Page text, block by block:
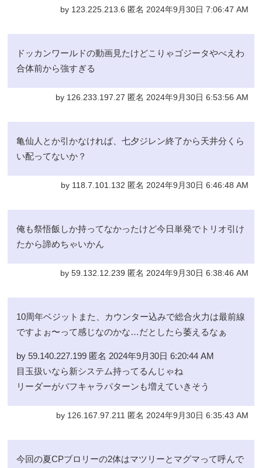
by 123.225.213.6 匿名 2024年9月30日 7:06:47 AM
ドッカンワールドの動画見たけどこりゃゴジータやべえわ
合体前から強すぎる
by 126.233.197.27 匿名 2024年9月30日 6:53:56 AM
亀仙人とか引かなければ、七夕ジレン終了から天井分くら
い配ってないか？
by 118.7.101.132 匿名 2024年9月30日 6:46:48 AM
俺も祭悟飯しか持ってなかったけど今日単発でトリオ引け
たから諦めちゃいかん
by 59.132.12.239 匿名 2024年9月30日 6:38:46 AM
10周年ベジットまた、カウンター込みで総合火力は最前線
ですよぉ〜って感じなのかな…だとしたら萎えるなぁ
by 59.140.227.199 匿名 2024年9月30日 6:20:44 AM
目玉扱いなら新システム持ってるんじゃね
リーダーがバフキャラパターンも増えていきそう
by 126.167.97.211 匿名 2024年9月30日 6:35:43 AM
今回の夏CPブロリーの2体はマツリーとマグマって呼んで